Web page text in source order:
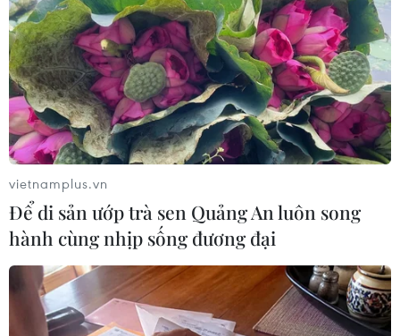
#Công dân Việt #Campuchia
#Lao động trái phép
#Xuất cảnh
Tây Ninh
Theo dõi VietnamPlus
TIN LIÊN QUAN
vietnamplus.vn
Để di sản ướp trà sen Quảng An luôn song
hành cùng nhịp sống đương đại